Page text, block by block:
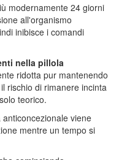
modernamente 24 giorni
all'organismo
inibisce i comandi
nella pillola
ridotta pur mantenendo
rischio di rimanere incinta
teorico.
anticoncezionale viene
mentre un tempo si